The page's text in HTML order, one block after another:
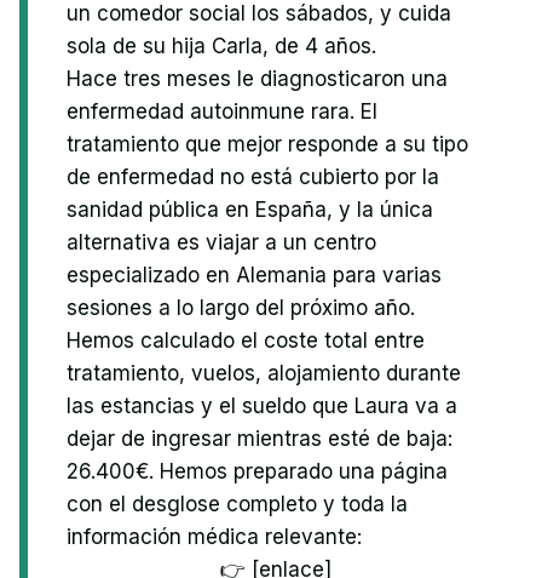
un comedor social los sábados, y cuida
sola de su hija Carla, de 4 años.
Hace tres meses le diagnosticaron una
enfermedad autoinmune rara. El
tratamiento que mejor responde a su tipo
de enfermedad no está cubierto por la
sanidad pública en España, y la única
alternativa es viajar a un centro
especializado en Alemania para varias
sesiones a lo largo del próximo año.
Hemos calculado el coste total entre
tratamiento, vuelos, alojamiento durante
las estancias y el sueldo que Laura va a
dejar de ingresar mientras esté de baja:
26.400€. Hemos preparado una página
con el desglose completo y toda la
información médica relevante:
👉 [enlace]